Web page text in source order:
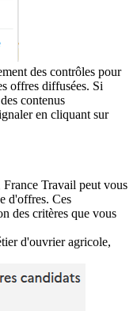
des contrôles pour
offres diffusées. Si
contenus
en cliquant sur
Travail peut vous
d'offres. Ces
des critères que vous
d'ouvrier agricole,